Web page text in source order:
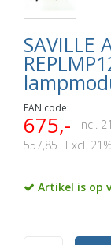
SAVILLE
EAN code:
675,-
Incl.
557,85
Excl.
Artikel is op